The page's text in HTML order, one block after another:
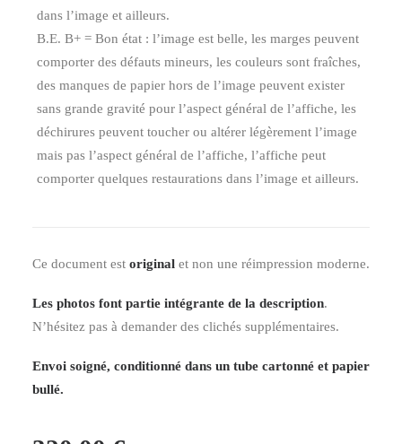
dans l’image et ailleurs.
B.E. B+ = Bon état : l’image est belle, les marges peuvent
comporter des défauts mineurs, les couleurs sont fraîches,
des manques de papier hors de l’image peuvent exister
sans grande gravité pour l’aspect général de l’affiche, les
déchirures peuvent toucher ou altérer légèrement l’image
mais pas l’aspect général de l’affiche, l’affiche peut
comporter quelques restaurations dans l’image et ailleurs.
Ce document est original et non une réimpression moderne.
Les photos font partie intégrante de la description.
N’hésitez pas à demander des clichés supplémentaires.
Envoi soigné, conditionné dans un tube cartonné et papier
bullé.